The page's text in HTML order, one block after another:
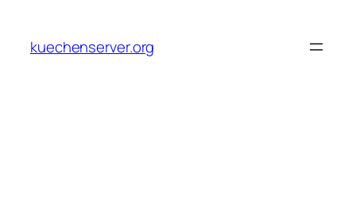
content
kuechenserver.org